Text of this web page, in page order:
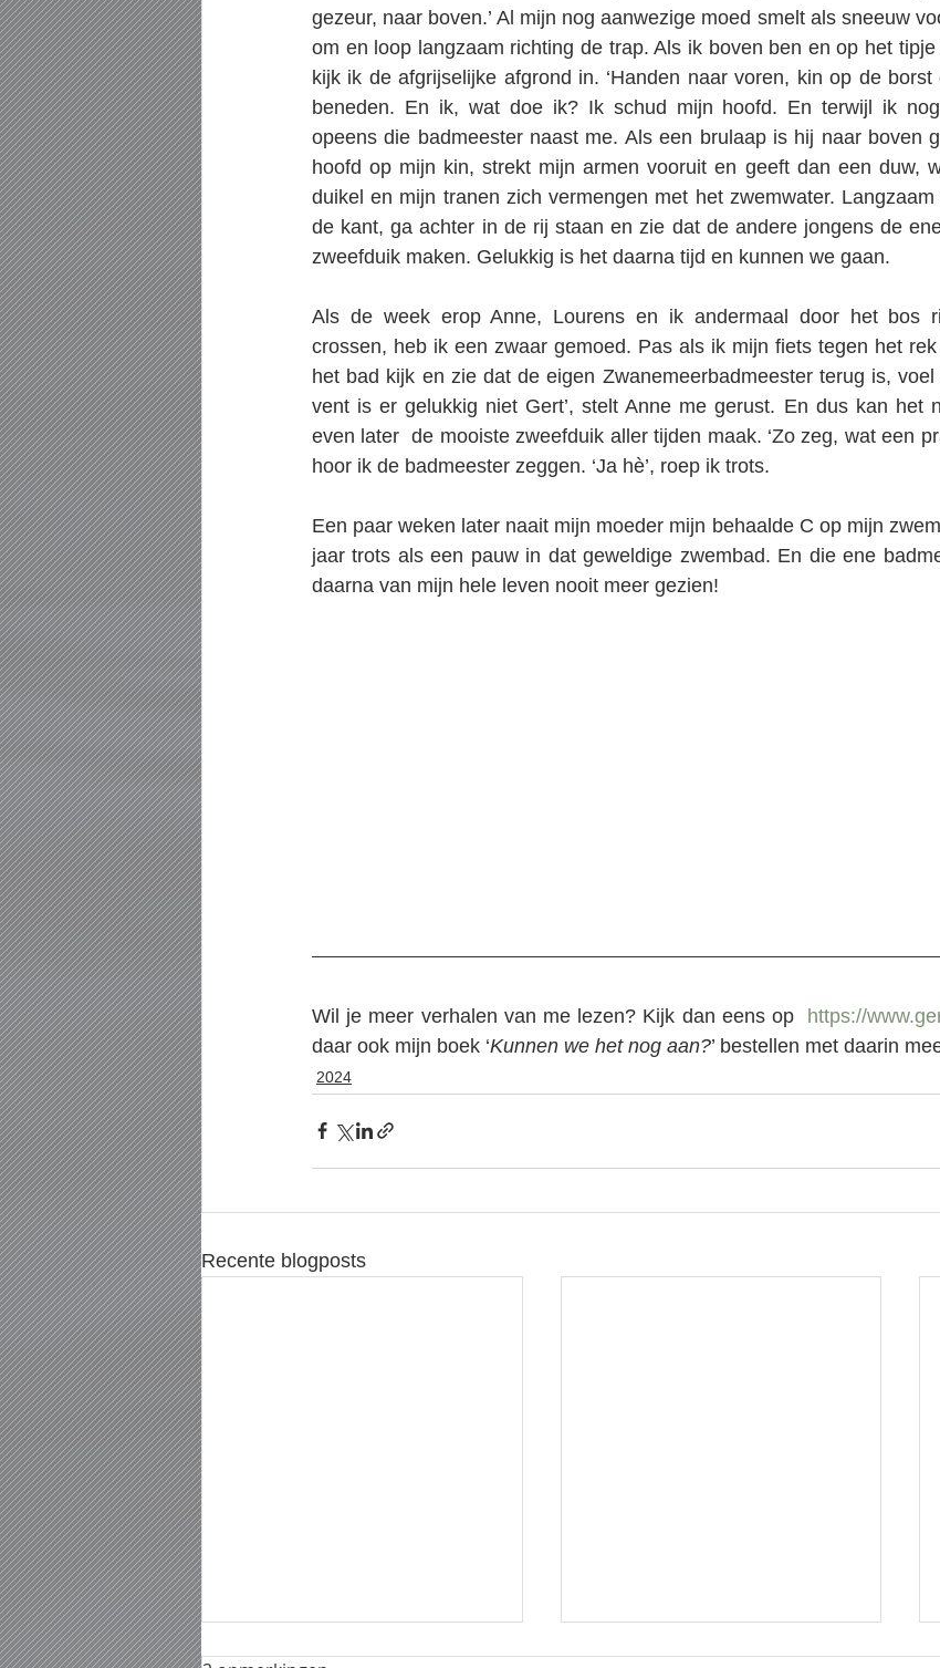
gezeur, naar boven.’ Al mijn nog aanwezige moed smelt als sneeuw
om en loop langzaam richting de trap. Als ik boven ben en op het
kijk ik de afgrijselijke afgrond in. ‘Handen naar voren, kin op de borst
beneden. En ik, wat doe ik? Ik schud mijn hoofd. En terwijl ik
opeens die badmeester naast me. Als een brulaap is hij naar boven
hoofd op mijn kin, strekt mijn armen vooruit en geeft dan een duw,
duikel en mijn tranen zich vermengen met het zwemwater.
de kant, ga achter in de rij staan en zie dat de andere jongens de
zweefduik maken. Gelukkig is het daarna tijd en kunnen we gaan.
Als de week erop Anne, Lourens en ik andermaal door het bos
crossen, heb ik een zwaar gemoed. Pas als ik mijn fiets tegen het
het bad kijk en zie dat de eigen Zwanemeerbadmeester terug is, voel
vent is er gelukkig niet Gert’, stelt Anne me gerust. En dus kan het
even later  de mooiste zweefduik aller tijden maak. ‘Zo zeg, wat een
hoor ik de badmeester zeggen. ‘Ja hè’, roep ik trots.
Een paar weken later naait mijn moeder mijn behaalde C op mijn
jaar trots als een pauw in dat geweldige zwembad. En die ene
daarna van mijn hele leven nooit meer gezien!
Wil je meer verhalen van me lezen? Kijk dan eens op https://
daar ook mijn boek ‘Kunnen we het nog aan?’ bestellen met daarin
2024
Recente blogposts